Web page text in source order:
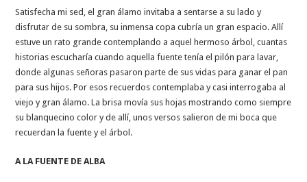
Satisfecha mi sed, el gran álamo invitaba a sentarse a su lado y
disfrutar de su sombra, su inmensa copa cubría un gran espacio. Allí
estuve un rato grande contemplando a aquel hermoso árbol, cuantas
historias escucharía cuando aquella fuente tenía el pilón para lavar,
donde algunas señoras pasaron parte de sus vidas para ganar el pan
para sus hijos. Por esos recuerdos contemplaba y casi interrogaba al
viejo y gran álamo. La brisa movía sus hojas mostrando como siempre
su blanquecino color y de allí, unos versos salieron de mi boca que
recuerdan la fuente y el árbol.
A LA FUENTE DE ALBA